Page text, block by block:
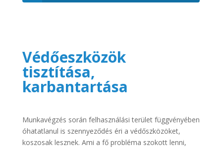
Védőeszközök
tisztítása,
karbantartása
Munkavégzés során felhasználási terület függvényében
óhatatlanul is szennyeződés éri a védőszközöket,
koszosak lesznek. Ami a fő probléma szokott lenni,